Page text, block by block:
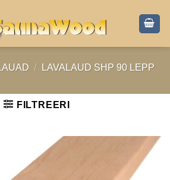
/ LAVALAUD SHP 90 LEPP
FILTREERI